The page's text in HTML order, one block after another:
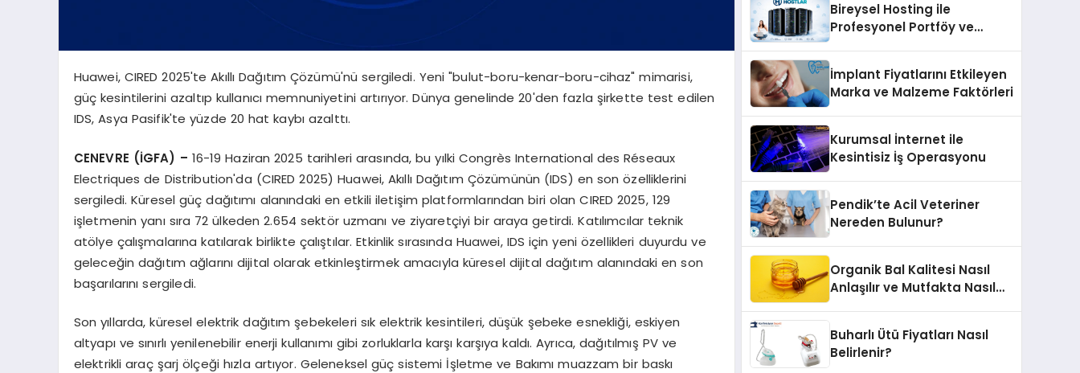
Huawei, CIRED 2025'te Akıllı Dağıtım Çözümü'nü sergiledi. Yeni "bulut-boru-kenar-boru-cihaz" mimarisi,
güç kesintilerini azaltıp kullanıcı memnuniyetini artırıyor. Dünya genelinde 20'den fazla şirkette test edilen
IDS, Asya Pasifik'te yüzde 20 hat kaybı azalttı.
CENEVRE (İGFA) – 16-19 Haziran 2025 tarihleri arasında, bu yılki Congrès International des Réseaux
Electriques de Distribution'da (CIRED 2025) Huawei, Akıllı Dağıtım Çözümünün (IDS) en son özelliklerini
sergiledi. Küresel güç dağıtımı alanındaki en etkili iletişim platformlarından biri olan CIRED 2025, 129
işletmenin yanı sıra 72 ülkeden 2.654 sektör uzmanı ve ziyaretçiyi bir araya getirdi. Katılımcılar teknik
atölye çalışmalarına katılarak birlikte çalıştılar. Etkinlik sırasında Huawei, IDS için yeni özellikleri duyurdu ve
geleceğin dağıtım ağlarını dijital olarak etkinleştirmek amacıyla küresel dijital dağıtım alanındaki en son
başarılarını sergiledi.
Son yıllarda, küresel elektrik dağıtım şebekeleri sık elektrik kesintileri, düşük şebeke esnekliği, eskiyen
altyapı ve sınırlı yenilenebilir enerji kullanımı gibi zorluklarla karşı karşıya kaldı. Ayrıca, dağıtılmış PV ve
elektrikli araç şarj ölçeği hızla artıyor. Geleneksel güç sistemi İşletme ve Bakımı muazzam bir baskı
Bireysel Hosting ile
Profesyonel Portföy ve
İmplant Fiyatlarını Etkileyen
Marka ve Malzeme Faktörleri
Kurumsal İnternet ile
Kesintisiz İş Operasyonu
Pendik’te Acil Veteriner
Nereden Bulunur?
Organik Bal Kalitesi Nasıl
Anlaşılır ve Mutfakta Nasıl
Buharlı Ütü Fiyatları Nasıl
Belirlenir?